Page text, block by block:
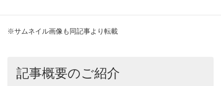
※サムネイル画像も同記事より転載
記事概要のご紹介